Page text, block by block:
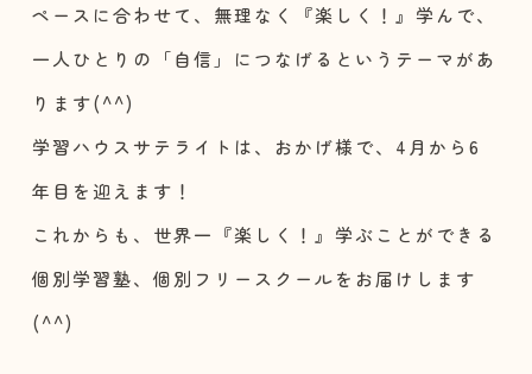
ペースに合わせて、無理なく『楽しく！』学んで、
一人ひとりの「自信」につなげるというテーマがあ
ります(^^)
学習ハウスサテライトは、おかげ様で、4月から6
年目を迎えます！
これからも、世界一『楽しく！』学ぶことができる
個別学習塾、個別フリースクールをお届けします
(^^)